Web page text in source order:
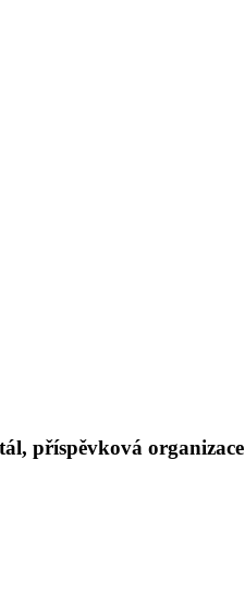
příspěvková organizace